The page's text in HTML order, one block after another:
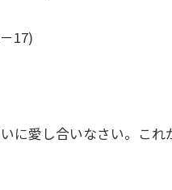
17)
に愛し合いなさい。こ